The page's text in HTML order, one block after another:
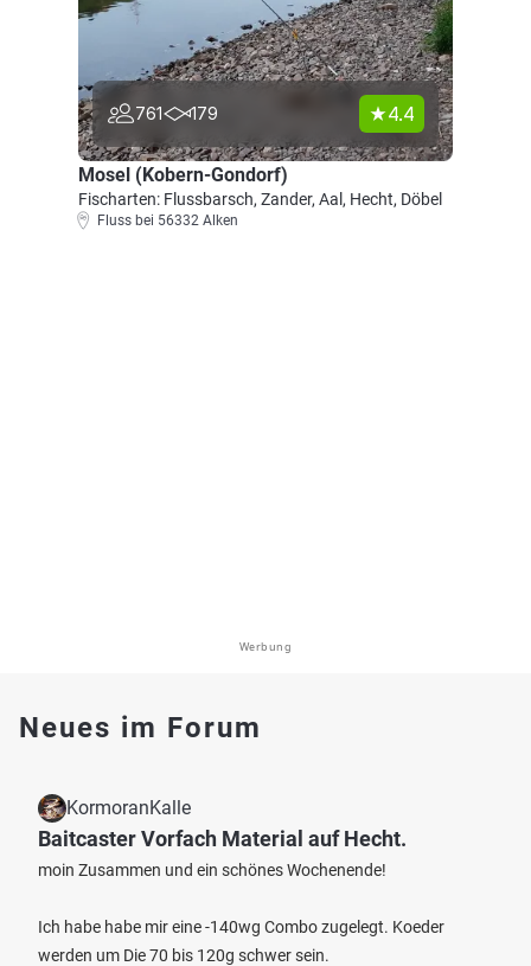
761 179 4.4
Mosel (Kobern-Gondorf)
Fischarten: Flussbarsch, Zander, Aal, Hecht, Döbel
Fluss bei 56332 Alken
Werbung
Neues im Forum
KormoranKalle
Baitcaster Vorfach Material auf Hecht.
moin Zusammen und ein schönes Wochenende!
Ich habe habe mir eine -140wg Combo zugelegt. Koeder
werden um Die 70 bis 120g schwer sein.